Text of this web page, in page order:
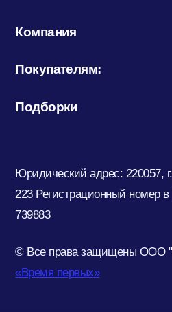
Компания
Покупателям:
Подборки
Юридический адрес: 220057,
223 Регистрационный номер
739883
© Все права защищены ООО
«Время первых»